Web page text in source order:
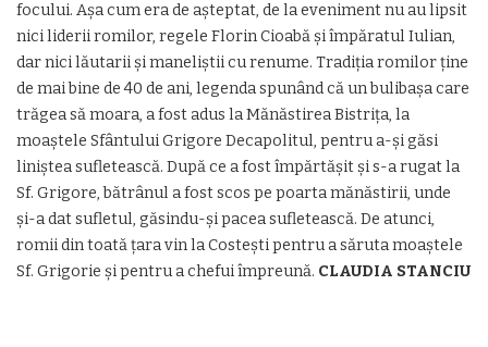
focului. Aşa cum era de aşteptat, de la eveniment nu au lipsit
nici liderii romilor, regele Florin Cioabă şi împăratul Iulian,
dar nici lăutarii şi maneliştii cu renume. Tradiţia romilor ţine
de mai bine de 40 de ani, legenda spunând că un bulibaşa care
trăgea să moara, a fost adus la Mănăstirea Bistriţa, la
moaştele Sfântului Grigore Decapolitul, pentru a-şi găsi
liniştea sufletească. După ce a fost împărtăşit şi s-a rugat la
Sf. Grigore, bătrânul a fost scos pe poarta mănăstirii, unde
şi-a dat sufletul, găsindu-şi pacea sufletească. De atunci,
romii din toată ţara vin la Costeşti pentru a săruta moaştele
Sf. Grigorie şi pentru a chefui împreună. CLAUDIA STANCIU